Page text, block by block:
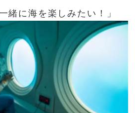
緒に海を楽しみたい！」